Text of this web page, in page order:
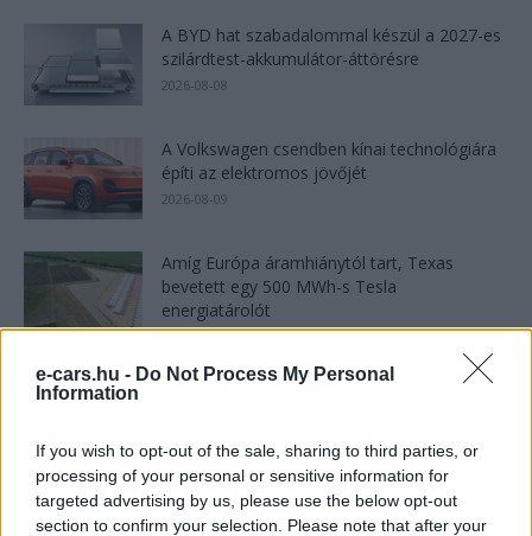
e-cars.hu - Do Not Process My Personal
Information
If you wish to opt-out of the sale, sharing to third parties, or
processing of your personal or sensitive information for
targeted advertising by us, please use the below opt-out
section to confirm your selection. Please note that after your
A BYD hat szabadalommal készül a 2027-es
szilárdtest-akkumulátor-áttörésre
2026-08-08
A Volkswagen csendben kínai technológiára
építi az elektromos jövőjét
2026-08-09
Amíg Európa áramhiánytól tart, Texas
bevetett egy 500 MWh-s Tesla
energiatárolót
2026-08-09
8500-an rendeltek vakon egy autót, amit
25 százalékkal sűrűbb energiát rejt az
európai szilárdtest-akkumulátor